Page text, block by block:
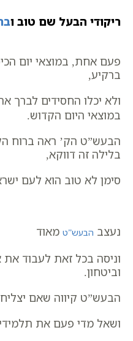
ריקודי הבעל שם טוב ו
פעם אחת, במוצאי יום
ברקיע,
ולא יכלו החסידים לברך
במוצאי היום הקדוש.
הבעש”ט הק’ ראה ברוח
בלילה זה דווקא,
סימן לא טוב הוא לעם
נעצב הבעש”ט מאוד
וניסה בכל זאת לעבוד
וביטחון.
הבעש”ט קיווה שאם
ושאל מדי פעם את